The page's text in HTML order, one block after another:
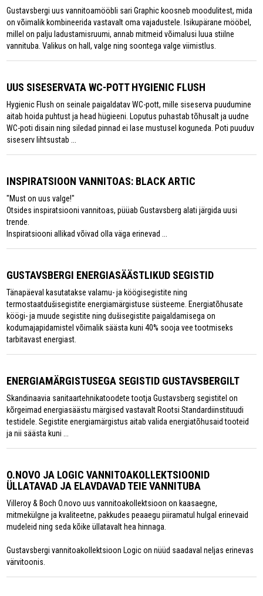
Gustavsbergi uus vannitoamööbli sari Graphic koosneb moodulitest, mida
on võimalik kombineerida vastavalt oma vajadustele. Isikupärane mööbel,
millel on palju ladustamisruumi, annab mitmeid võimalusi luua stiilne
vannituba. Valikus on hall, valge ning soontega valge viimistlus.
UUS SISESERVATA WC-POTT HYGIENIC FLUSH
Hygienic Flush on seinale paigaldatav WC-pott, mille siseserva puudumine
aitab hoida puhtust ja head hügieeni. Loputus puhastab tõhusalt ja uudne
WC-poti disain ning siledad pinnad ei lase mustusel koguneda. Poti puuduv
siseserv lihtsustab ...
INSPIRATSIOON VANNITOAS: BLACK ARTIC
"Must on uus valge!"
Otsides inspiratsiooni vannitoas, püüab Gustavsberg alati järgida uusi
trende.
Inspiratsiooni allikad võivad olla väga erinevad ...
GUSTAVSBERGI ENERGIASÄÄSTLIKUD SEGISTID
Tänapäeval kasutatakse valamu- ja köögisegistite ning
termostaatdušisegistite energiamärgistuse süsteeme. Energiatõhusate
köögi- ja muude segistite ning dušisegistite paigaldamisega on
kodumajapidamistel võimalik säästa kuni 40% sooja vee tootmiseks
tarbitavast energiast.
ENERGIAMÄRGISTUSEGA SEGISTID GUSTAVSBERGILT
Skandinaavia sanitaartehnikatoodete tootja Gustavsberg segistitel on
kõrgeimad energiasäästu märgised vastavalt Rootsi Standardiinstituudi
testidele. Segistite energiamärgistus aitab valida energiatõhusaid tooteid
ja nii säästa kuni ...
O.NOVO JA LOGIC VANNITOAKOLLEKTSIOONID
ÜLLATAVAD JA ELAVDAVAD TEIE VANNITUBA
Villeroy & Boch O.novo uus vannitoakollektsioon on kaasaegne,
mitmekülgne ja kvaliteetne, pakkudes peaaegu piiramatul hulgal erinevaid
mudeleid ning seda kõike üllatavalt hea hinnaga.
Gustavsbergi vannitoakollektsioon Logic on nüüd saadaval neljas erinevas
värvitoonis.